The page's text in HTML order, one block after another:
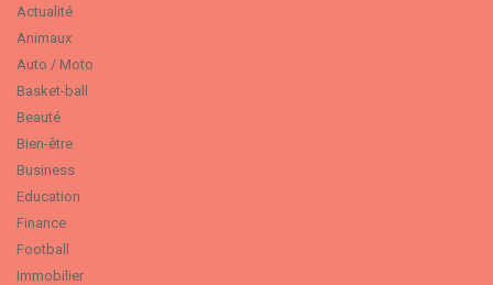
Actualité
Animaux
Auto / Moto
Basket-ball
Beauté
Bien-être
Business
Education
Finance
Football
Immobilier